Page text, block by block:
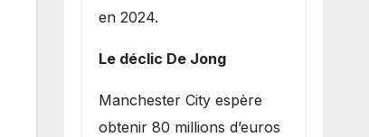
en 2024.
Le déclic De Jong
​Manchester City espère
obtenir 80 millions d’euros